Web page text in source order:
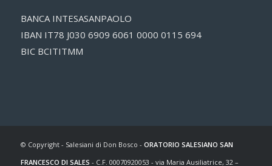
BANCA INTESASANPAOLO
IBAN IT78 J030 6909 6061 0000 0115 694
BIC BCITITMM
© Copyright - Salesiani di Don Bosco - ORATORIO SALESIANO SAN
FRANCESCO DI SALES - C.F. 00070920053 - via Maria Ausiliatrice, 32 –